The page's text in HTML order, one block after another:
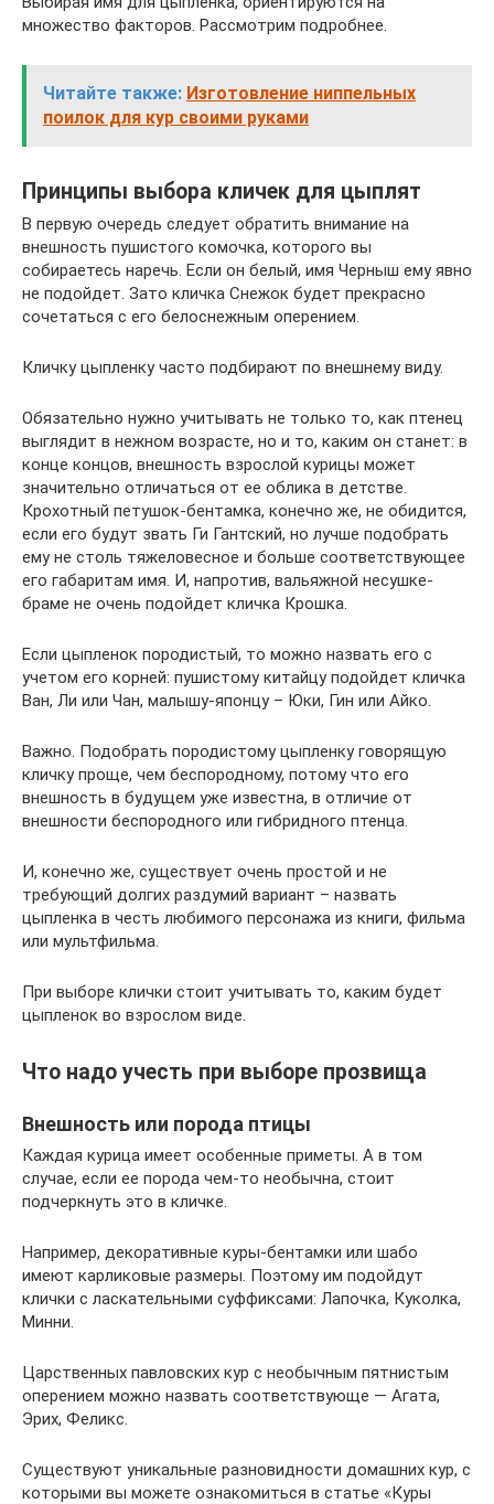
множество факторов. Рассмотрим подробнее.
Читайте также: Изготовление ниппельных
поилок для кур своими руками
Принципы выбора кличек для цыплят
В первую очередь следует обратить внимание на
внешность пушистого комочка, которого вы
собираетесь наречь. Если он белый, имя Черныш ему явно
не подойдет. Зато кличка Снежок будет прекрасно
сочетаться с его белоснежным оперением.
Кличку цыпленку часто подбирают по внешнему виду.
Обязательно нужно учитывать не только то, как птенец
выглядит в нежном возрасте, но и то, каким он станет: в
конце концов, внешность взрослой курицы может
значительно отличаться от ее облика в детстве.
Крохотный петушок-бентамка, конечно же, не обидится,
если его будут звать Ги Гантский, но лучше подобрать
ему не столь тяжеловесное и больше соответствующее
его габаритам имя. И, напротив, вальяжной несушке-
браме не очень подойдет кличка Крошка.
Если цыпленок породистый, то можно назвать его с
учетом его корней: пушистому китайцу подойдет кличка
Ван, Ли или Чан, малышу-японцу – Юки, Гин или Айко.
Важно. Подобрать породистому цыпленку говорящую
кличку проще, чем беспородному, потому что его
внешность в будущем уже известна, в отличие от
внешности беспородного или гибридного птенца.
И, конечно же, существует очень простой и не
требующий долгих раздумий вариант – назвать
цыпленка в честь любимого персонажа из книги, фильма
или мультфильма.
При выборе клички стоит учитывать то, каким будет
цыпленок во взрослом виде.
Что надо учесть при выборе прозвища
Внешность или порода птицы
Каждая курица имеет особенные приметы. А в том
случае, если ее порода чем-то необычна, стоит
подчеркнуть это в кличке.
Например, декоративные куры-бентамки или шабо
имеют карликовые размеры. Поэтому им подойдут
клички с ласкательными суффиксами: Лапочка, Куколка,
Минни.
Царственных павловских кур с необычным пятнистым
оперением можно назвать соответствующе — Агата,
Эрих, Феликс.
Существуют уникальные разновидности домашних кур, с
которыми вы можете ознакомиться в статье «Куры